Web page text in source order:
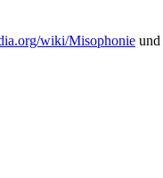
wiki/Misophonie und